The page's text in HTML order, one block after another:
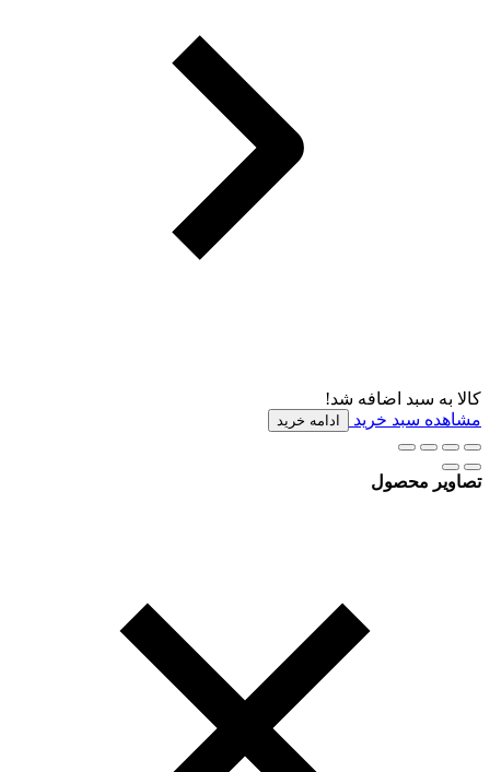
کالا به سبد اضافه شد!
مشاهده سبد خرید
ادامه خرید
تصاویر محصول